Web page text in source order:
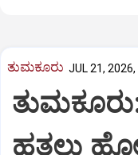
ತುಮಕೂರು JUL 21,
ಹತ್ತಲು